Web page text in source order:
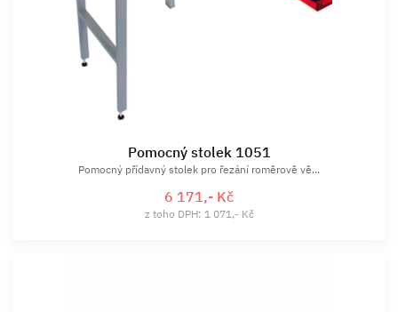
Pomocný stolek 1051
Pomocný přídavný stolek pro řezání roměrově vě...
6 171,- Kč
z toho DPH: 1 071,- Kč